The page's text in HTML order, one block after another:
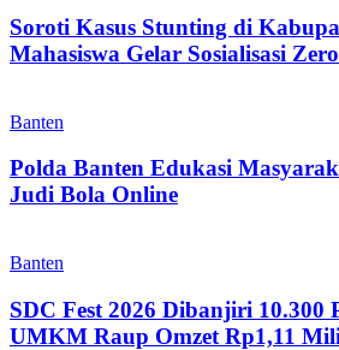
Soroti Kasus Stunting di
Mahasiswa Gelar Sosialisasi
Banten
Polda Banten Edukasi
Judi Bola Online
Banten
SDC Fest 2026 Dibanjiri 10.300
UMKM Raup Omzet Rp1,11